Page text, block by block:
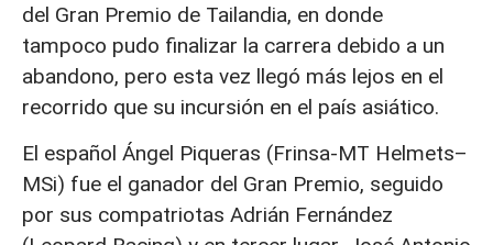
del Gran Premio de Tailandia, en donde
tampoco pudo finalizar la carrera debido a un
abandono, pero esta vez llegó más lejos en el
recorrido que su incursión en el país asiático.
El español Ángel Piqueras (Frinsa-MT Helmets–
MSi) fue el ganador del Gran Premio, seguido
por sus compatriotas Adrián Fernández